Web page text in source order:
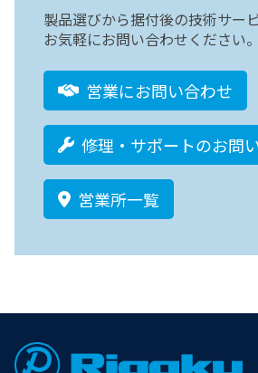
製品選びから据付後の技術サー
お気軽にお問い合わせください。
営業にお問い合わせ
修理・サポートのお問
営業所一覧
Footer